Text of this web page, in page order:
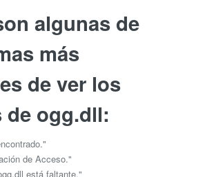
algunas de
más
de ver los
de ogg.dll:
de Acceso."
está faltante."